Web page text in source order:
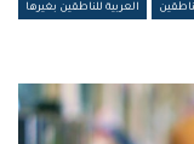
العربية للناطقين بغيرها